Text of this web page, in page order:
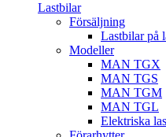
Lastbilar
Försäljning
Lastbilar på
Modeller
MAN TGX
MAN TGS
MAN TGM
MAN TGL
Elektriska